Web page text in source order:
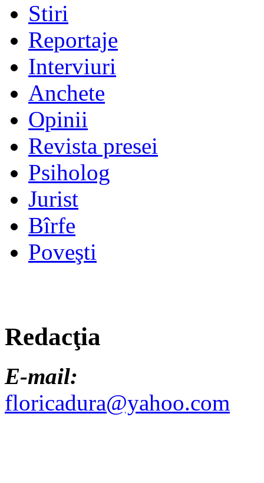
Stiri
Reportaje
Interviuri
Anchete
Opinii
Revista presei
Psiholog
Jurist
Bîrfe
Poveşti
Redacţia
E-mail:
floricadura@yahoo.com